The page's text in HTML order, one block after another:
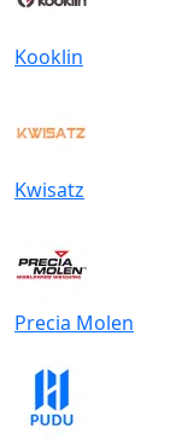
Kooklin
Kwisatz
Precia Molen